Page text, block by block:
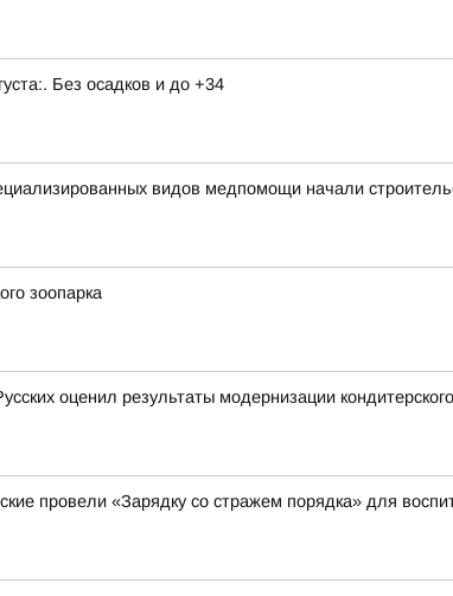
Без осадков и до +34
видов медпомощи начали
зоопарка
оценил результаты модернизации
провели «Зарядку со стражем порядка» для